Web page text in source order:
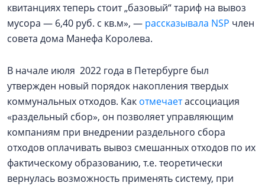
квитанциях теперь стоит „базовый“ тариф на вывоз
мусора — 6,40 руб. с кв.м», — рассказывала NSP член
совета дома Манефа Королева.
В начале июля 2022 года в Петербурге был
утвержден новый порядок накопления твердых
коммунальных отходов. Как отмечаетассоциация
«раздельный сбор», он позволяет управляющим
компаниям при внедрении раздельного сбора
отходов оплачивать вывоз смешанных отходов по их
фактическому образованию, т.е. теоретически
вернулась возможность применять систему, при